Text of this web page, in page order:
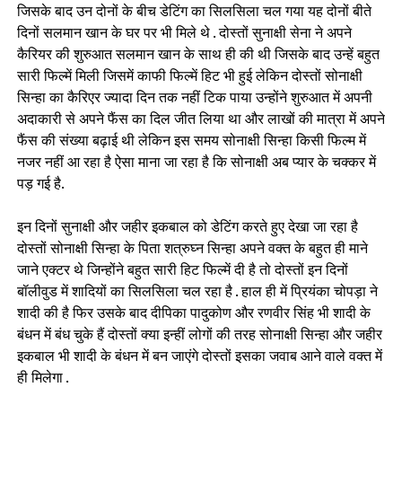
जिसके बाद उन दोनों के बीच डेटिंग का सिलसिला चल गया यह दोनों बीते
दिनों सलमान खान के घर पर भी मिले थे . दोस्तों सुनाक्षी सेना ने अपने
कैरियर की शुरुआत सलमान खान के साथ ही की थी जिसके बाद उन्हें बहुत
सारी फिल्में मिली जिसमें काफी फिल्में हिट भी हुई लेकिन दोस्तों सोनाक्षी
सिन्हा का कैरिएर ज्यादा दिन तक नहीं टिक पाया उन्होंने शुरुआत में अपनी
अदाकारी से अपने फैंस का दिल जीत लिया था और लाखों की मात्रा में अपने
फैंस की संख्या बढ़ाई थी लेकिन इस समय सोनाक्षी सिन्हा किसी फिल्म में
नजर नहीं आ रहा है ऐसा माना जा रहा है कि सोनाक्षी अब प्यार के चक्कर में
पड़ गई है.
इन दिनों सुनाक्षी और जहीर इकबाल को डेटिंग करते हुए देखा जा रहा है
दोस्तों सोनाक्षी सिन्हा के पिता शत्रुघ्न सिन्हा अपने वक्त के बहुत ही माने
जाने एक्टर थे जिन्होंने बहुत सारी हिट फिल्में दी है तो दोस्तों इन दिनों
बॉलीवुड में शादियों का सिलसिला चल रहा है . हाल ही में प्रियंका चोपड़ा ने
शादी की है फिर उसके बाद दीपिका पादुकोण और रणवीर सिंह भी शादी के
बंधन में बंध चुके हैं दोस्तों क्या इन्हीं लोगों की तरह सोनाक्षी सिन्हा और जहीर
इकबाल भी शादी के बंधन में बन जाएंगे दोस्तों इसका जवाब आने वाले वक्त में
ही मिलेगा .